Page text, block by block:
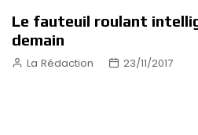
Le fauteuil roulant
demain
La Rédaction 23/11/2017